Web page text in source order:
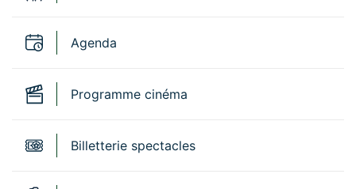
Agenda
Programme cinéma
Billetterie spectacles